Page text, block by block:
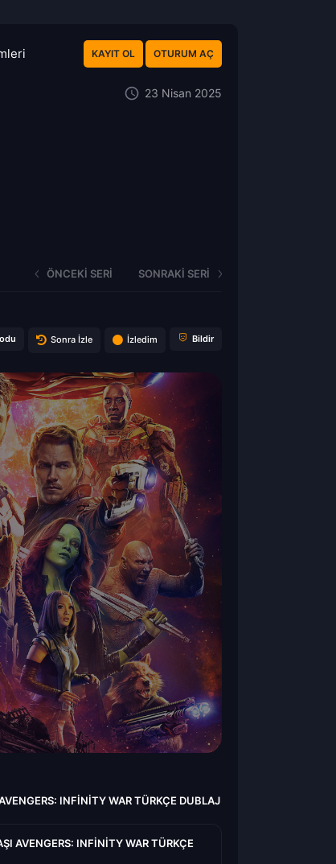
KAYIT OL OTURUM AÇ
23 Nisan 2025
ÖNCEKI SERI SONRAKI SERI
Sonra İzle İzledim Bildir
INFINITY WAR TÜRKÇE DUBLAJ
AVENGERS: INFINITY WAR TÜRKÇE